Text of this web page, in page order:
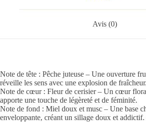
Avis (0)
Note de tête : Pêche juteuse – Une ouverture
réveille les sens avec une explosion de fraîcheur.
Note de cœur : Fleur de cerisier – Un cœur
apporte une touche de légèreté et de féminité.
Note de fond : Miel doux et musc – Une base
enveloppante, créant un sillage doux et addictif.